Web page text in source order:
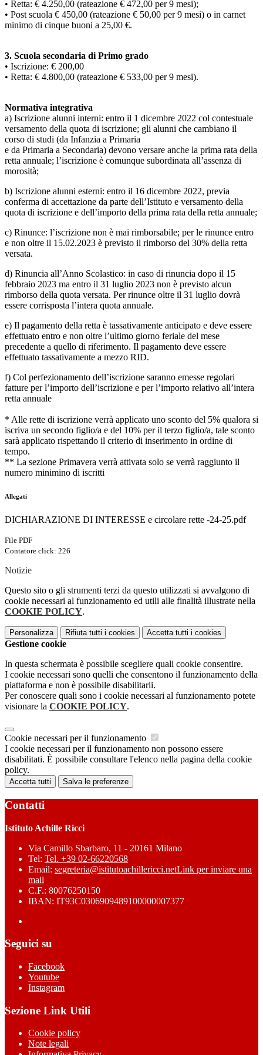
• Retta: € 4.250,00 (rateazione € 472,00 per 9 mesi);
• Post scuola € 450,00 (rateazione € 50,00 per 9 mesi) o in carnet
minimo di cinque buoni a 25,00 €.
3. Scuola secondaria di Primo grado
• Iscrizione: € 200,00
• Retta: € 4.800,00 (rateazione € 533,00 per 9 mesi).
Normativa integrativa
a) Iscrizione alunni interni: entro il 1 dicembre 2022 col contestuale
versamento della quota di iscrizione; gli alunni che cambiano il
corso di studi (da Infanzia a Primaria
e da Primaria a Secondaria) devono versare anche la prima rata della
retta annuale; l’iscrizione è comunque subordinata all’assenza di
morosità;
b) Iscrizione alunni esterni: entro il 16 dicembre 2022, previa
conferma di accettazione da parte dell’Istituto e versamento della
quota di iscrizione e dell’importo della prima rata della retta annuale;
c) Rinunce: l’iscrizione non è mai rimborsabile; per le rinunce entro
e non oltre il 15.02.2023 è previsto il rimborso del 30% della retta
versata.
d) Rinuncia all’Anno Scolastico: in caso di rinuncia dopo il 15
febbraio 2023 ma entro il 31 luglio 2023 non è previsto alcun
rimborso della quota versata. Per rinunce oltre il 31 luglio dovrà
essere corrisposta l’intera quota annuale.
e) Il pagamento della retta è tassativamente anticipato e deve essere
effettuato entro e non oltre l’ultimo giorno feriale del mese
precedente a quello di riferimento. Il pagamento deve essere
effettuato tassativamente a mezzo RID.
f) Col perfezionamento dell’iscrizione saranno emesse regolari
fatture per l’importo dell’iscrizione e per l’importo relativo all’intera
retta annuale
* Alle rette di iscrizione verrà applicato uno sconto del 5% qualora si
iscriva un secondo figlio/a e del 10% per il terzo figlio/a, tale sconto
sarà applicato rispettando il criterio di inserimento in ordine di
tempo.
** La sezione Primavera verrà attivata solo se verrà raggiunto il
numero minimino di iscritti
Allegati
DICHIARAZIONE DI INTERESSE e circolare rette -24-25.pdf
File PDF
Contatore click: 226
Notizie
Questo sito o gli strumenti terzi da questo utilizzati si avvalgono di
cookie necessari al funzionamento ed utili alle finalità illustrate nella
COOKIE POLICY.
Personalizza Rifiuta tutti i cookies Accetta tutti i cookies
Gestione cookie
In questa schermata è possibile scegliere quali cookie consentire.
I cookie necessari sono quelli che consentono il funzionamento della
piattaforma e non è possibile disabilitarli.
Per conoscere quali sono i cookie necessari al funzionamento potete
visionare la COOKIE POLICY.
Cookie necessari per il funzionamento
I cookie necessari per il funzionamento non possono essere
disabilitati. È possibile consultare l'elenco nella pagina della cookie
policy.
Accetta tutti Salva le preferenze
Contatti
Istituto Achille Ricci
Via Camillo Sbarbaro, 11 - 20161 Milano
Tel: Tel. +39 02-66220568
Email: segreteria@istitutoachillericci.netLink per inviare una
mail
C.F.: 80076250150
IBAN: IT93C0306909489100000007377
Seguici su
Facebook
Youtube
Instagram
Sezione Link Utili
Cookie policy
Note legali